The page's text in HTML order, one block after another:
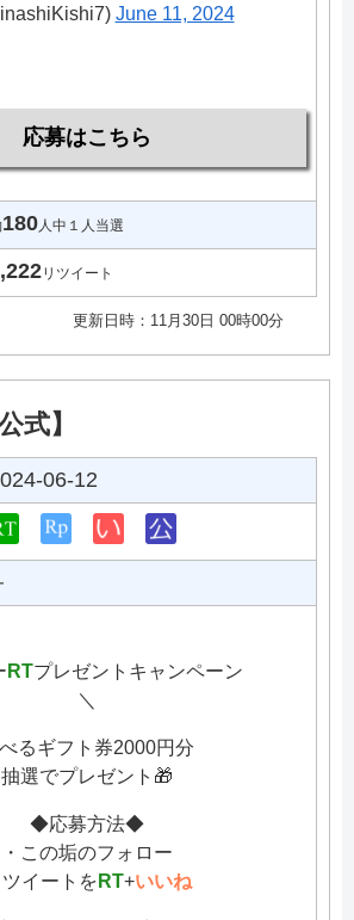
June 11, 2024
応募はこちら
180人中１人当選
リツイート
更新日時：11月30日 00時00分
式】
06-12
RTプレゼントキャンペーン
＼
るギフト券2000円分
抽選でプレゼント🎁
◆応募方法◆
・この垢のフォロー
ツイートを RT+いいね